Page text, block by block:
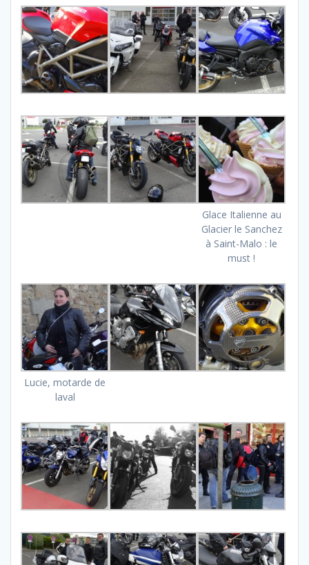
Glace Italienne au
Glacier le Sanchez
à Saint-Malo : le
must !
Lucie, motarde de
laval